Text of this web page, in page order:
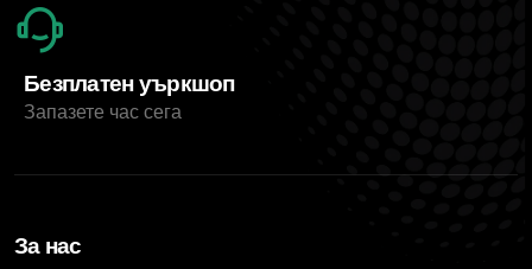
Безплатен уъркшоп
Запазете час сега
За нас